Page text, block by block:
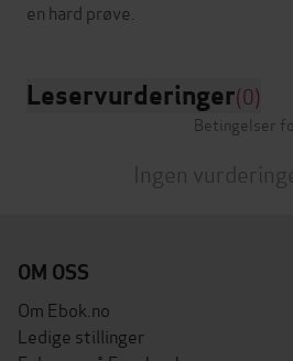
Leservurderinger(0)
Betingelser
Ingen
OM OSS
Om Ebok.no
Ledige stillinger